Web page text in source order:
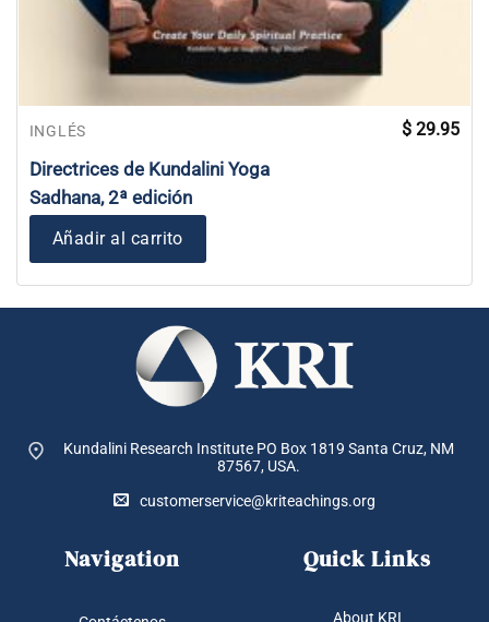
INGLÉS
Directrices de Kundalini Yoga
Sadhana, 2ª edición
$ 29.95
Añadir al carrito
Kundalini Research Institute PO Box 1819 Santa Cruz, NM
87567, USA.
customerservice@kriteachings.org
Navigation Quick Links
About KRI